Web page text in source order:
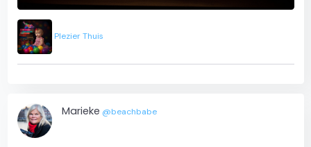
Plezier Thuis
Marieke @beachbabe